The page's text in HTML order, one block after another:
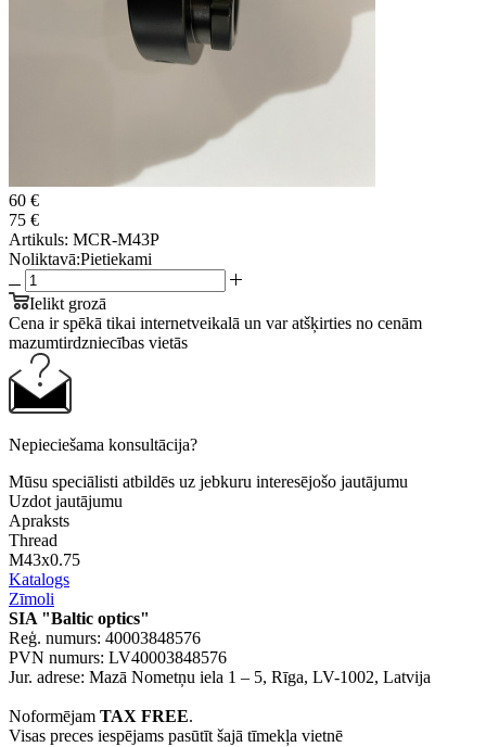
60 €
75 €
Artikuls: MCR-M43P
Noliktavā:Pietiekami
Ielikt grozā
Cena ir spēkā tikai internetveikalā un var atšķirties no cenām
mazumtirdzniecības vietās
Nepieciešama konsultācija?
Mūsu speciālisti atbildēs uz jebkuru interesējošo jautājumu
Uzdot jautājumu
Apraksts
Thread
M43x0.75
Katalogs
Zīmoli
SIA "Baltic optics"
Reģ. numurs: 40003848576
PVN numurs: LV40003848576
Jur. adrese: Mazā Nometņu iela 1 – 5, Rīga, LV-1002, Latvija
Noformējam TAX FREE.
Visas preces iespējams pasūtīt šajā tīmekļa vietnē